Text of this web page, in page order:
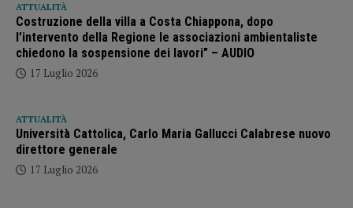
ATTUALITÀ
Costruzione della villa a Costa Chiappona, dopo
l’intervento della Regione le associazioni ambientaliste
chiedono la sospensione dei lavori” – AUDIO
17 Luglio 2026
ATTUALITÀ
Università Cattolica, Carlo Maria Gallucci Calabrese nuovo
direttore generale
17 Luglio 2026